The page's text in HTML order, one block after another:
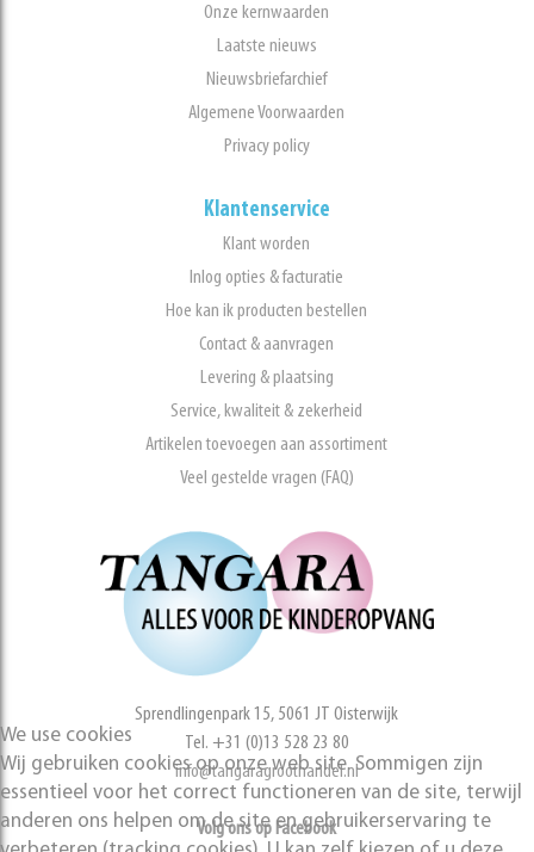
Onze kernwaarden
Laatste nieuws
Nieuwsbriefarchief
Algemene Voorwaarden
Privacy policy
Klantenservice
Klant worden
Inlog opties & facturatie
Hoe kan ik producten bestellen
Contact & aanvragen
Levering & plaatsing
Service, kwaliteit & zekerheid
Artikelen toevoegen aan assortiment
Veel gestelde vragen (FAQ)
Sprendlingenpark 15, 5061 JT Oisterwijk
Tel. +31 (0)13 528 23 80
info@tangaragroothandel.nl
Volg ons op Facebook
We use cookies
Wij gebruiken cookies op onze web site. Sommigen zijn
essentieel voor het correct functioneren van de site, terwijl
anderen ons helpen om de site en gebruikerservaring te